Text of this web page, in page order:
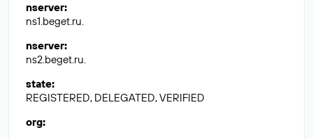
nserver:
ns1.beget.ru.
nserver:
ns2.beget.ru.
state:
REGISTERED, DELEGATED, VERIFIED
org: